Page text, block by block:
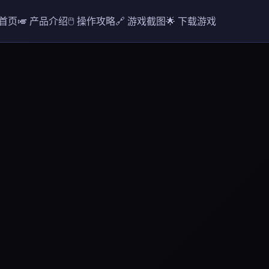
页🎺 产品介绍🖱️ 操作攻略🔗 游戏截图🌟 下载游戏